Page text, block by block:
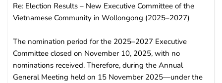
Re: Election Results – New Executive Committee of the
Vietnamese Community in Wollongong (2025–2027)
The nomination period for the 2025–2027 Executive
Committee closed on November 10, 2025, with no
nominations received. Therefore, during the Annual
General Meeting held on 15 November 2025—under the